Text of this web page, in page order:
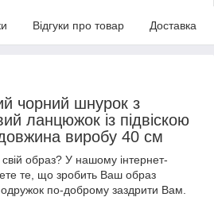
Відгуки про товар Доставка
чорний шнурок з
ланцюжок із підвіскою
виробу 40 см
образ? У нашому інтернет-
те, що зробить Ваш образ
по-доброму заздрити Вам.